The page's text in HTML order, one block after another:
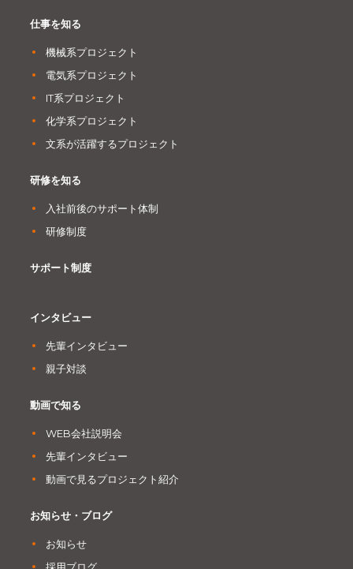
仕事を知る
機械系プロジェクト
電気系プロジェクト
IT系プロジェクト
化学系プロジェクト
文系が活躍するプロジェクト
研修を知る
入社前後のサポート体制
研修制度
サポート制度
インタビュー
先輩インタビュー
親子対談
動画で知る
WEB会社説明会
先輩インタビュー
動画で見るプロジェクト紹介
お知らせ・ブログ
お知らせ
採用ブログ